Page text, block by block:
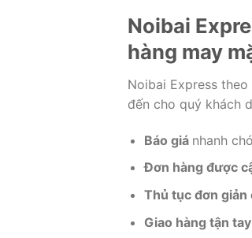
Noibai
hàng may
Noibai Express
đến cho quý khách
Báo giá nhanh
Đơn hàng được
Thủ tục đơn giản
Giao hàng tận